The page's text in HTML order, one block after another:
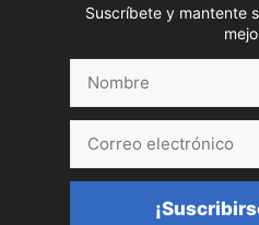
Suscríbete y mantente
electrónico